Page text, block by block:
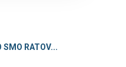
RATOV...